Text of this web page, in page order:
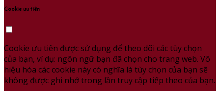
Cookie ưu tiên
Cookie ưu tiên được sử dụng để theo dõi các tùy chọn
của bạn, ví dụ: ngôn ngữ bạn đã chọn cho trang web. Vô
hiệu hóa các cookie này có nghĩa là tùy chọn của bạn sẽ
không được ghi nhớ trong lần truy cập tiếp theo của bạn.